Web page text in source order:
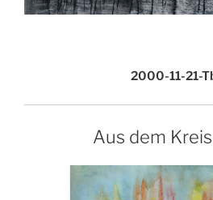
2000-11-21-
Aus dem